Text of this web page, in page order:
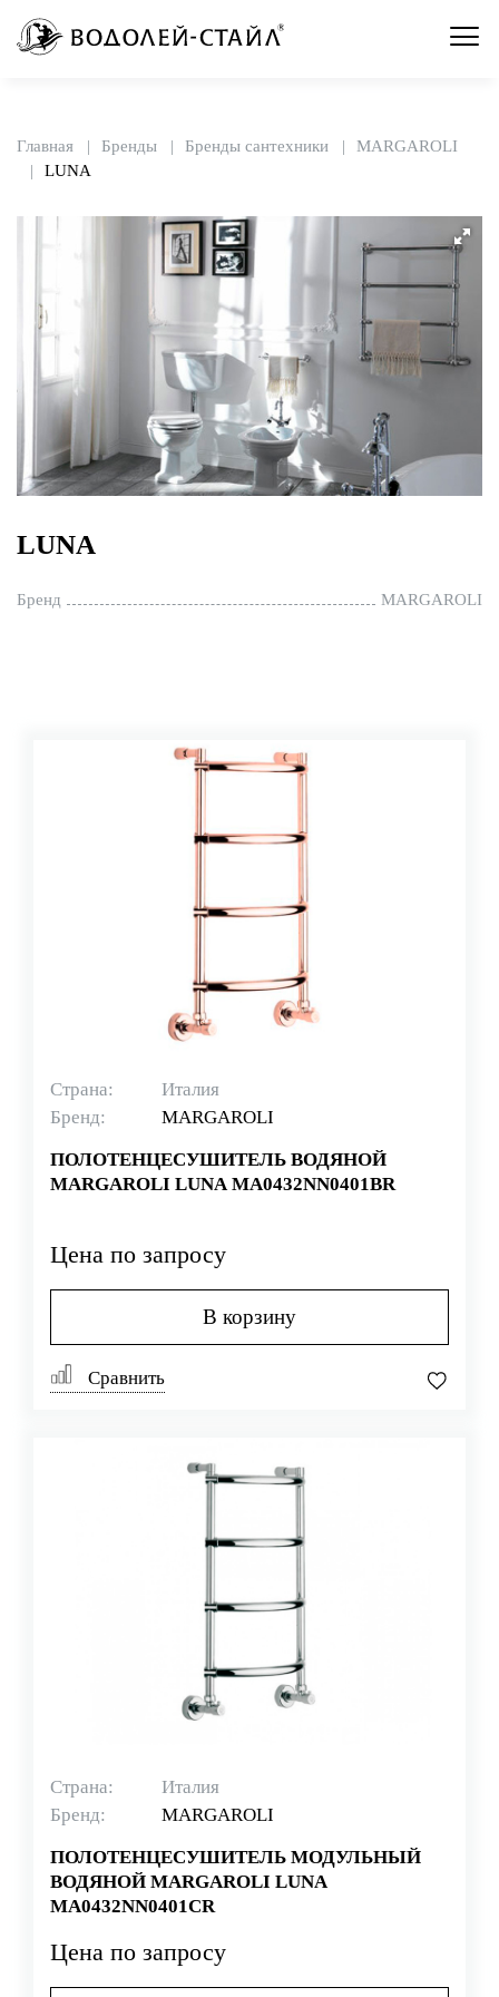
Главная Бренды Бренды сантехники
MARGAROLI
LUNA
LUNA
Бренд MARGAROLI
Страна:
Италия
Бренд:
MARGAROLI
ПОЛОТЕНЦЕСУШИТЕЛЬ ВОДЯНОЙ
MARGAROLI LUNA MA0432NN0401BR
Цена по запросу
В корзину
Сравнить
Страна:
Италия
Бренд:
MARGAROLI
ПОЛОТЕНЦЕСУШИТЕЛЬ МОДУЛЬНЫЙ
ВОДЯНОЙ MARGAROLI LUNA
MA0432NN0401CR
Цена по запросу